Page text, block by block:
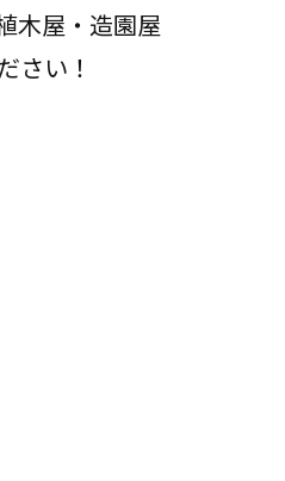
木屋・造園屋
さい！